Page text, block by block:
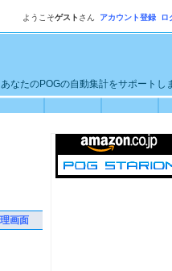
ようこそゲスト さん アカウント登録 ロ
なたのPOGの自動集計をサポートし
画面